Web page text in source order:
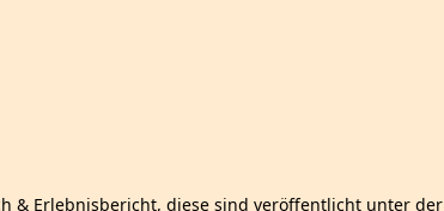
& Erlebnisbericht, diese sind veröffentlicht unter der